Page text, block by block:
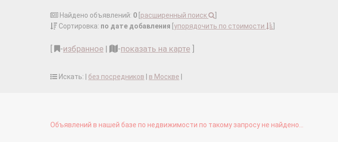
Найдено объявлений: 0 расширенный поиск
Сортировка: по дате добавления упорядочить по стоимости
-избранное | -показать на карте
Искать: | без посредников в Москве
Объявлений в нашей базе по недвижимости по такому запросу не найдено...